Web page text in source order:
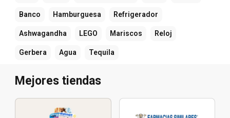
Banco Hamburguesa Refrigerador
Ashwagandha LEGO Mariscos Reloj
Gerbera Agua Tequila
Mejores tiendas